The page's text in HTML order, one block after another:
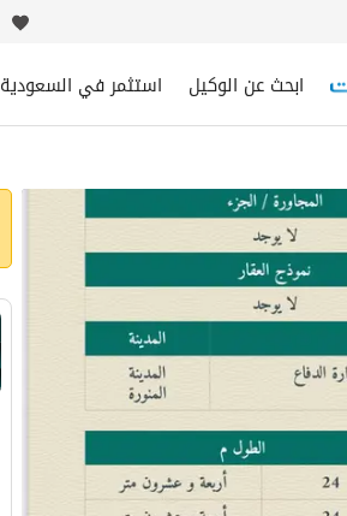
ابحث عن الوكيل استثمر في السعودية